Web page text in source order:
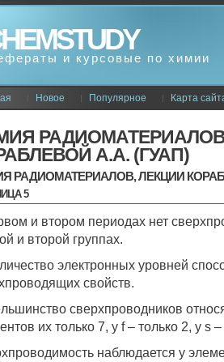
и курсовые по химии
Новое Популярное Карта
А.А. (ГУАП)
РАДИОМАТЕРИАЛОВ, ЛЕКЦИИ
5
и втором периодах нет
и второй группах.
электронных уровней
свойств.
сверхпроводников
их только 7, у f – только 2, у s
наблюдается у